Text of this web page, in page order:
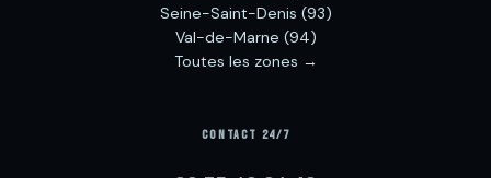
Seine-Saint-Denis (93)
Val-de-Marne (94)
Toutes les zones →
CONTACT 24/7